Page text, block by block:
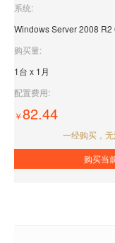
系统:
Windows Server 2008 R2
购买量:
1台 x 1月
配置费用:
￥82.44
一经购买，
购买当